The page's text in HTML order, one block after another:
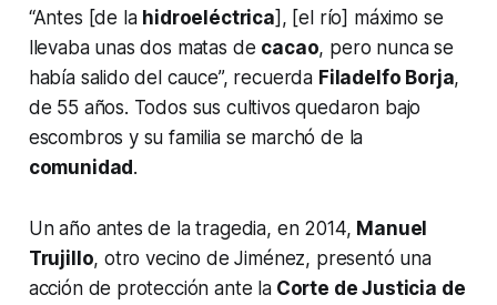
“Antes [de la hidroeléctrica], [el río] máximo se
llevaba unas dos matas de cacao, pero nunca se
había salido del cauce”, recuerda Filadelfo Borja,
de 55 años. Todos sus cultivos quedaron bajo
escombros y su familia se marchó de la
comunidad.
Un año antes de la tragedia, en 2014, Manuel
Trujillo, otro vecino de Jiménez, presentó una
acción de protección ante laCorte de Justicia de